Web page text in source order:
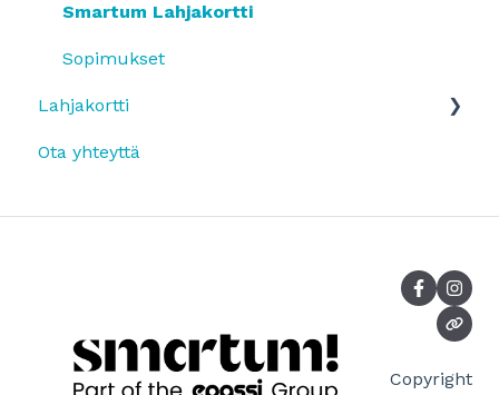
OmaLahjakortti
Smartum Lahjakortti
Sopimukset
Lahjakortti
Smartum Lahjakortin käyttö
Lahjakorttimaksut palveluntarjoajalle
Ota yhteyttä
Copyright